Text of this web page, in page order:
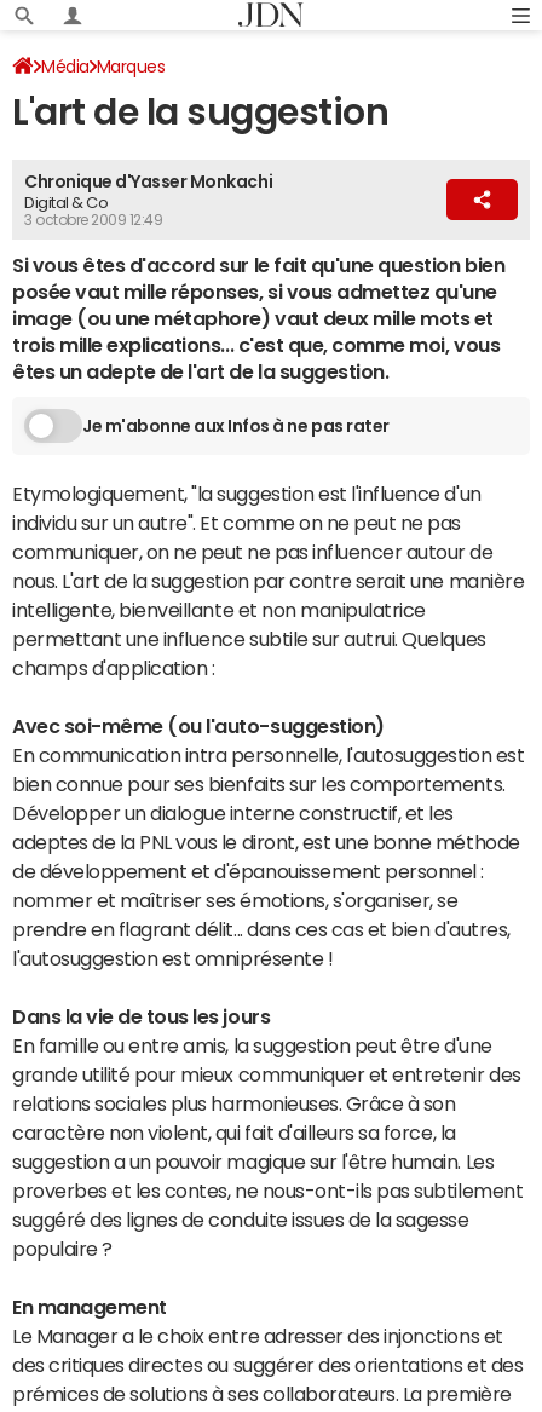
Média Marques
L'art de la suggestion
Chronique d'Yasser Monkachi
Digital & Co
3 octobre 2009 12:49
Si vous êtes d'accord sur le fait qu'une question bien
posée vaut mille réponses, si vous admettez qu'une
image (ou une métaphore) vaut deux mille mots et
trois mille explications... c'est que, comme moi, vous
êtes un adepte de l'art de la suggestion.
Je m'abonne aux Infos à ne pas rater
Etymologiquement, "la suggestion est l'influence d'un
individu sur un autre". Et comme on ne peut ne pas
communiquer, on ne peut ne pas influencer autour de
nous. L'art de la suggestion par contre serait une manière
intelligente, bienveillante et non manipulatrice
permettant une influence subtile sur autrui. Quelques
champs d'application :
Avec soi-même (ou l'auto-suggestion)
En communication intra personnelle, l'autosuggestion est
bien connue pour ses bienfaits sur les comportements.
Développer un dialogue interne constructif, et les
adeptes de la PNL vous le diront, est une bonne méthode
de développement et d'épanouissement personnel :
nommer et maîtriser ses émotions, s'organiser, se
prendre en flagrant délit... dans ces cas et bien d'autres,
l'autosuggestion est omniprésente !
Dans la vie de tous les jours
En famille ou entre amis, la suggestion peut être d'une
grande utilité pour mieux communiquer et entretenir des
relations sociales plus harmonieuses. Grâce à son
caractère non violent, qui fait d'ailleurs sa force, la
suggestion a un pouvoir magique sur l'être humain. Les
proverbes et les contes, ne nous-ont-ils pas subtilement
suggéré des lignes de conduite issues de la sagesse
populaire ?
En management
Le Manager a le choix entre adresser des injonctions et
des critiques directes ou suggérer des orientations et des
prémices de solutions à ses collaborateurs. La première